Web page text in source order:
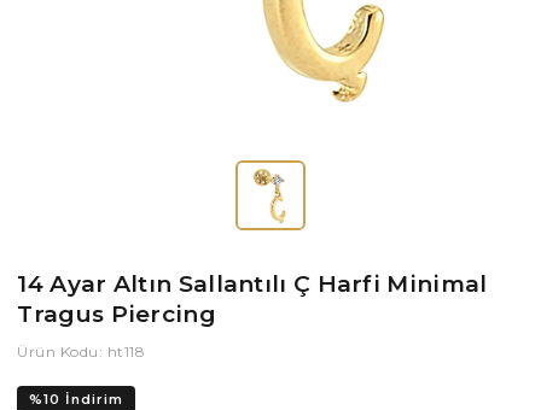
14 Ayar Altın Sallantılı Ç Harfi Minimal
Tragus Piercing
Ürün Kodu: ht118
%10 İndirim